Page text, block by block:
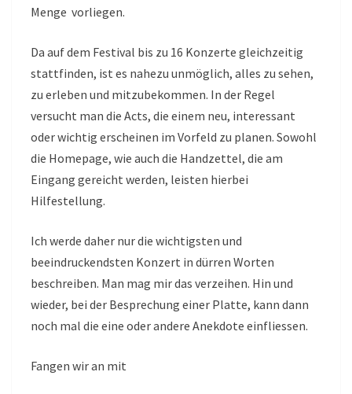
Menge vorliegen.
Da auf dem Festival bis zu 16 Konzerte gleichzeitig
stattfinden, ist es nahezu unmöglich, alles zu sehen,
zu erleben und mitzubekommen. In der Regel
versucht man die Acts, die einem neu, interessant
oder wichtig erscheinen im Vorfeld zu planen. Sowohl
die Homepage, wie auch die Handzettel, die am
Eingang gereicht werden, leisten hierbei
Hilfestellung.
Ich werde daher nur die wichtigsten und
beeindruckendsten Konzert in dürren Worten
beschreiben. Man mag mir das verzeihen. Hin und
wieder, bei der Besprechung einer Platte, kann dann
noch mal die eine oder andere Anekdote einfliessen.
Fangen wir an mit